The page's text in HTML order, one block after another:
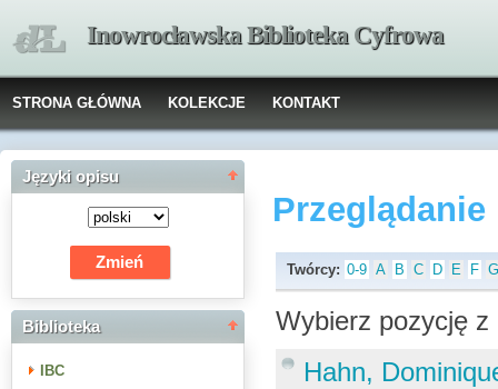
Inowrocławska Biblioteka Cyfrowa
STRONA GŁÓWNA KOLEKCJE KONTAKT
Języki opisu
Biblioteka
IBC
Twórcy: 0-9 A B C D E F
Wybierz pozycję
Hahn,